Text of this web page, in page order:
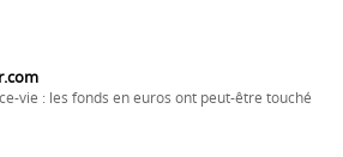
vie : les fonds en euros ont peut-être touché